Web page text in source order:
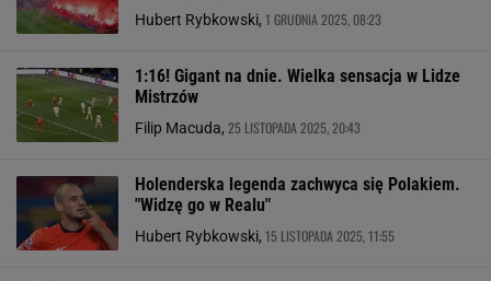
Hubert Rybkowski, 1 GRUDNIA 2025, 08:23
1:16! Gigant na dnie. Wielka sensacja w Lidze
Mistrzów
Filip Macuda, 25 LISTOPADA 2025, 20:43
Holenderska legenda zachwyca się Polakiem.
"Widzę go w Realu"
Hubert Rybkowski, 15 LISTOPADA 2025, 11:55